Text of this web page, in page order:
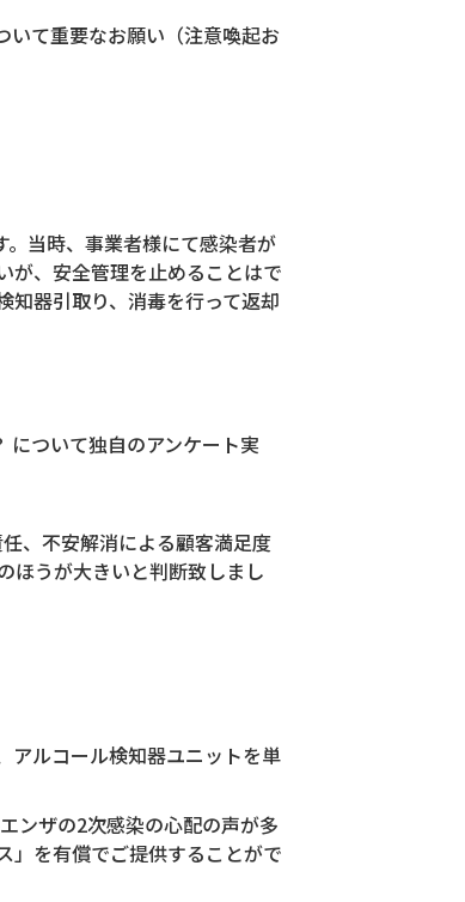
いて重要なお願い（注意喚起お
当時、事業者様にて感染者が
が、安全管理を止めることはで
知器引取り、消毒を行って返却
ついて独自のアンケート実
、不安解消による顧客満足度
ほうが大きいと判断致しまし
アルコール検知器ユニットを単
ンザの2次感染の心配の声が多
」を有償でご提供することがで